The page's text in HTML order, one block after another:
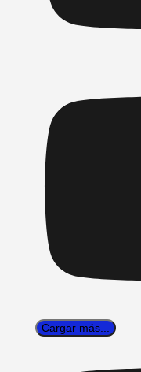
Cargar más...